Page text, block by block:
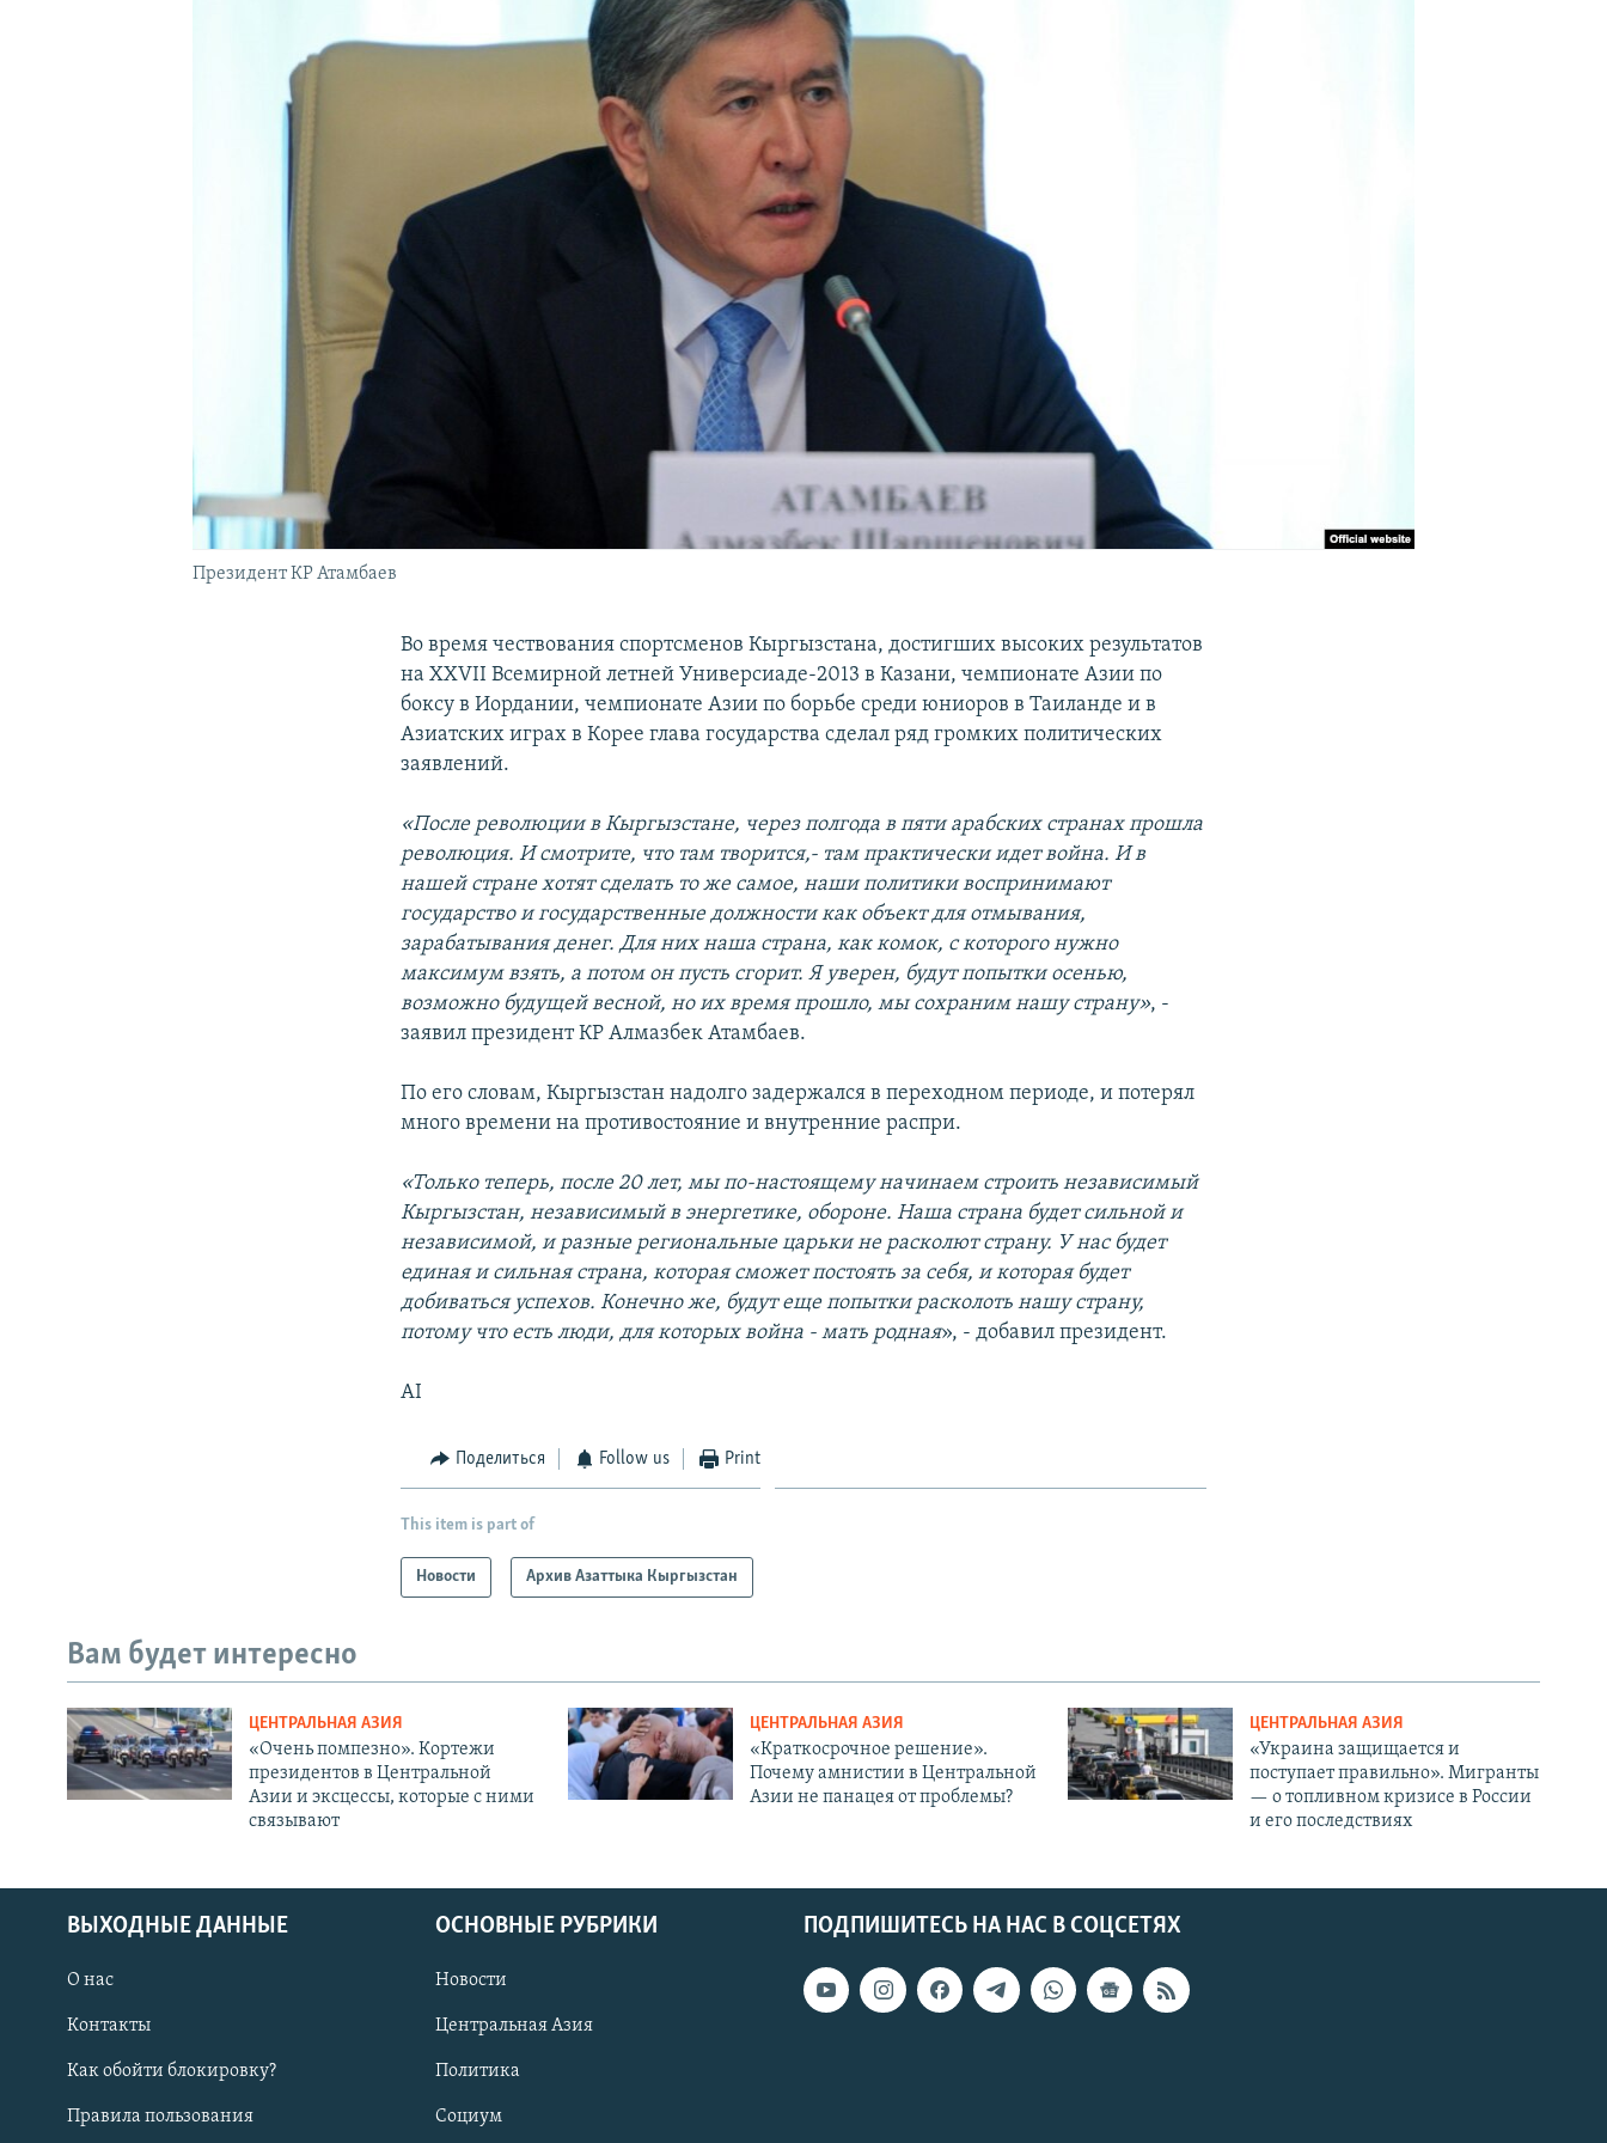
Президент КР Атамбаев
Во время чествования спортсменов Кыргызстана, достигших высоких результатов
на XXVII Всемирной летней Универсиаде-2013 в Казани, чемпионате Азии по
боксу в Иордании, чемпионате Азии по борьбе среди юниоров в Таиланде и в
Азиатских играх в Корее глава государства сделал ряд громких политических
заявлений.
«После революции в Кыргызстане, через полгода в пяти арабских странах прошла
революция. И смотрите, что там творится,- там практически идет война. И в
нашей стране хотят сделать то же самое, наши политики воспринимают
государство и государственные должности как объект для отмывания,
зарабатывания денег. Для них наша страна, как комок, с которого нужно
максимум взять, а потом он пусть сгорит. Я уверен, будут попытки осенью,
возможно будущей весной, но их время прошло, мы сохраним нашу страну», -
заявил президент КР Алмазбек Атамбаев.
По его словам, Кыргызстан надолго задержался в переходном периоде, и потерял
много времени на противостояние и внутренние распри.
«Только теперь, после 20 лет, мы по-настоящему начинаем строить независимый
Кыргызстан, независимый в энергетике, обороне. Наша страна будет сильной и
независимой, и разные региональные царьки не расколют страну. У нас будет
единая и сильная страна, которая сможет постоять за себя, и которая будет
добиваться успехов. Конечно же, будут еще попытки расколоть нашу страну,
потому что есть люди, для которых война - мать родная», - добавил президент.
AI
Поделиться Follow us Print
This item is part of
Новости Архив Азаттыка Кыргызстан
Вам будет интересно
ЦЕНТРАЛЬНАЯ АЗИЯ
«Очень помпезно». Кортежи
президентов в Центральной
Азии и эксцессы, которые с ними
связывают
ЦЕНТРАЛЬНАЯ АЗИЯ
«Краткосрочное решение».
Почему амнистии в Центральной
Азии не панацея от проблемы?
ЦЕНТРАЛЬНАЯ АЗИЯ
«Украина защищается и
поступает правильно». Мигранты
— о топливном кризисе в России
и его последствиях
ПОДПИШИТЕСЬ НА НАС В СОЦСЕТЯХ
ВЫХОДНЫЕ ДАННЫЕ
О нас
Контакты
Как обойти блокировку?
Правила пользования
ОСНОВНЫЕ РУБРИКИ
Новости
Центральная Азия
Политика
Социум